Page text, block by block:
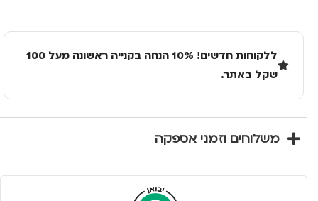
ללקוחות חדשים! 10% הנחה בקנייה ראשונה מעל 100
שקל באתר.
משלוחים וזמני אספקה